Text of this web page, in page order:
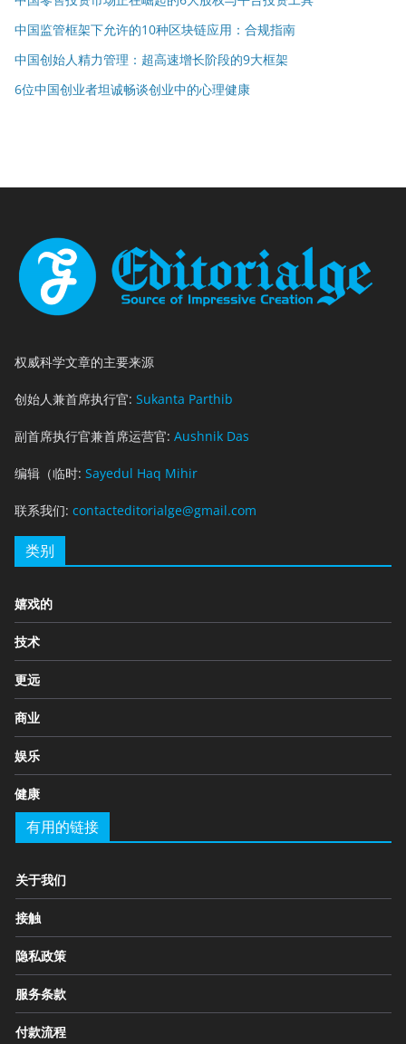
中国监管框架下允许的10种区块链应用：合规指南
中国创始人精力管理：超高速增长阶段的9大框架
6位中国创业者坦诚畅谈创业中的心理健康
权威科学文章的主要来源
创始人兼首席执行官: Sukanta Parthib
副首席执行官兼首席运营官: Aushnik Das
编辑（临时: Sayedul Haq Mihir
联系我们: contacteditorialge@gmail.com
类别
嬉戏的
技术
更远
商业
娱乐
健康
有用的链接
关于我们
接触
隐私政策
服务条款
付款流程